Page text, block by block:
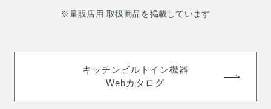
※量販店用 取扱商品を掲載しています
キッチンビルトイン機器
Webカタログ